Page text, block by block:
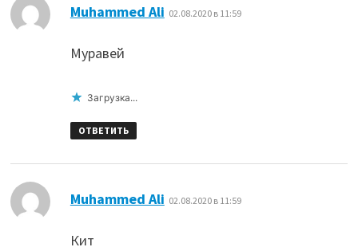
Muhammed Ali 02.08.2020 в 11:59
Муравей
Загрузка...
ОТВЕТИТЬ
Muhammed Ali 02.08.2020 в 11:59
Кит